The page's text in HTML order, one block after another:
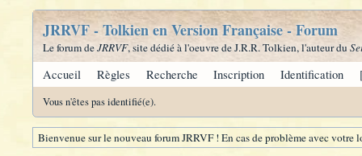
JRRVF - Tolkien en Version Française - Forum
Le forum deJRRVF, site dédié à l'oeuvre de J.R.R. Tolkien, l'auteur du
Accueil Règles Recherche Inscription Identification
Vous n'êtes pas identifié(e).
Bienvenue sur le nouveau forum JRRVF ! En cas de problème avec